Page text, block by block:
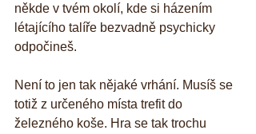
někde v tvém okolí, kde si házením
létajícího talíře bezvadně psychicky
odpočineš.
Není to jen tak nějaké vrhání. Musíš se
totiž z určeného místa trefit do
železného koše. Hra se tak trochu